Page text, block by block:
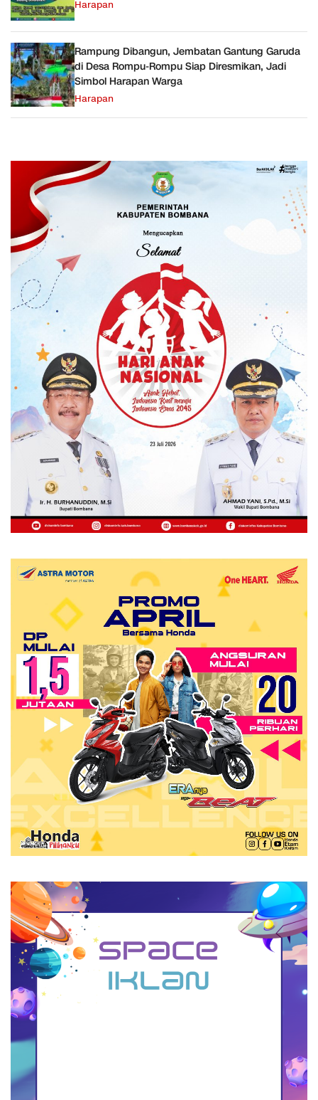
Harapan
Rampung Dibangun, Jembatan Gantung Garuda
di Desa Rompu-Rompu Siap Diresmikan, Jadi
Simbol Harapan Warga
Harapan